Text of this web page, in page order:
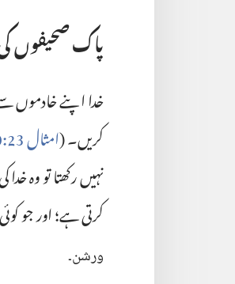
پاک صحیفوں
خدا اپنے خادموں
کریں۔‏ (‏امثال 23:‏20؛‏
نہیں رکھتا تو وہ
کرتی ہے؛‏ اور جو
ورشن۔‏